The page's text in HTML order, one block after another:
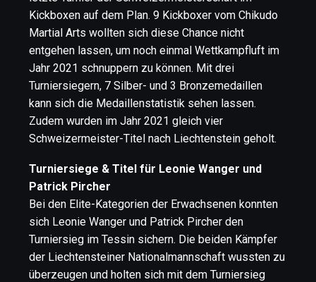
Kickboxen auf dem Plan. 9 Kickboxer vom Chikudo
Martial Arts wollten sich diese Chance nicht
entgehen lassen, um noch einmal Wettkampfluft im
Jahr 2021 schnuppern zu können. Mit drei
Turniersiegern, 7 Silber- und 3 Bronzemedaillen
kann sich die Medaillenstatistik sehen lassen.
Zudem wurden im Jahr 2021 gleich vier
Schweizermeister-Titel nach Liechtenstein geholt.
Turniersiege & Titel für Leonie Wanger und
Patrick Pircher
Bei den Elite-Kategorien der Erwachsenen konnten
sich Leonie Wanger und Patrick Pircher den
Turniersieg im Tessin sichern. Die beiden Kämpfer
der Liechtensteiner Nationalmannschaft wussten zu
überzeugen und holten sich mit dem Turniersieg